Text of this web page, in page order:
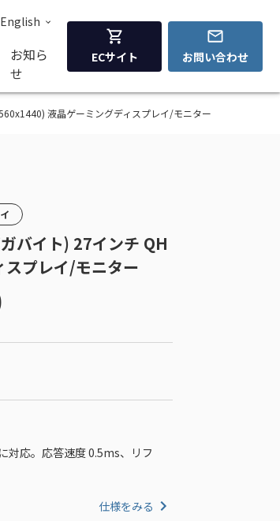
English
お知ら
せ
ECサイト お問い合わせ
液晶ゲーミングディスプレイ/モニター
バイト) 27インチ QH
プレイ/モニター
対応。応答速度 0.5ms、リフ
仕様をみる